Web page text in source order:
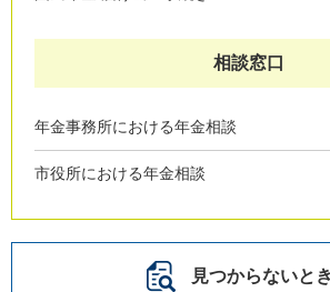
相談窓口
年金事務所における年金相談
市役所における年金相談
見つからないと